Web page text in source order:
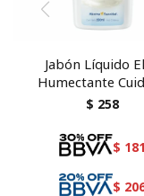
Jabón Líquido
Humectante
Suave 250 ml
$ 258
$ 181
$